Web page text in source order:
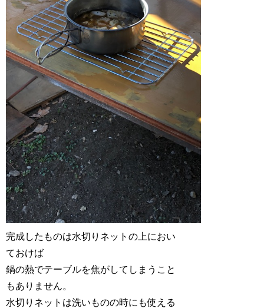
完成したものは水切りネットの上におい
ておけば
鍋の熱でテーブルを焦がしてしまうこと
もありません。
水切りネットは洗いものの時にも使える